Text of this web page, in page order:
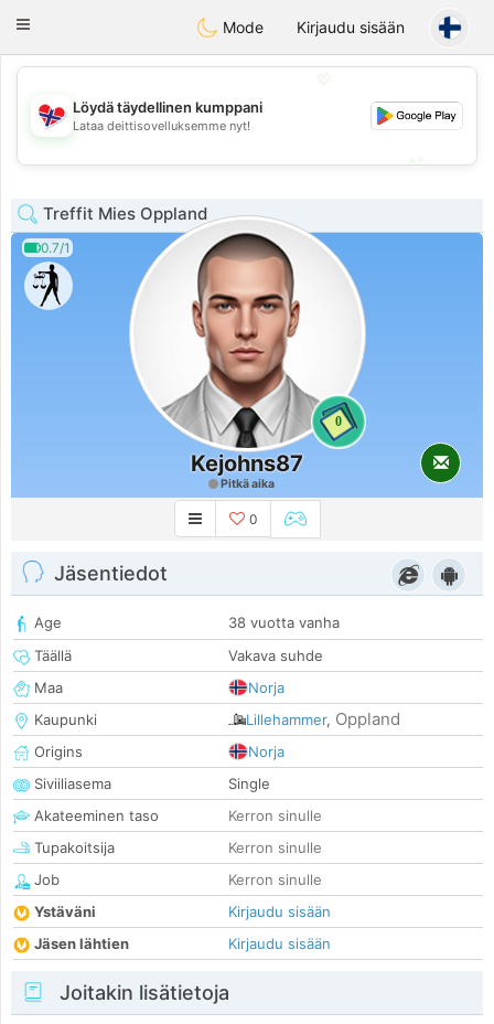
EkteNordmenn
Toggle
Mode Kirjaudu sisään
💖
💕
Löydä täydellinen kumppani
Lataa deittisovelluksemme nyt!
Treffit Mies Oppland
0.7/1
0
Kejohns87
Pitkä aika
0
Jäsentiedot
Age
38 vuotta vanha
Täällä
Vakava suhde
Maa
Norja
Kaupunki
Lillehammer, Oppland
Origins
Norja
Siviiliasema
Single
Akateeminen taso
Kerron sinulle
Tupakoitsija
Kerron sinulle
Job
Kerron sinulle
Ystäväni
Kirjaudu sisään
Jäsen lähtien
Kirjaudu sisään
Joitakin lisätietoja